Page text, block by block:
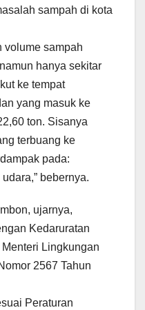
sampah di kota
volume sampah
hanya sekitar
ke tempat
yang masuk ke
ton. Sisanya
terbuang ke
pada:
bebernya.
ujarnya,
Kedaruratan
Lingkungan
2567 Tahun
Peraturan